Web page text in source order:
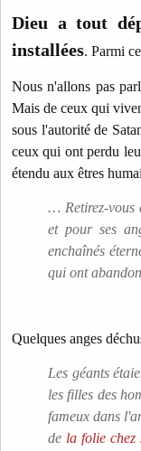
Dieu a tout
installées. Parmi
Nous n'allons pas
Mais de ceux qui
sous l'autorité de
ceux qui ont perdu
étendu aux êtres
… Retirez-vous
et pour ses
enchaînés
qui ont
Quelques anges
Les géants
les filles des
fameux dans
de la folie chez